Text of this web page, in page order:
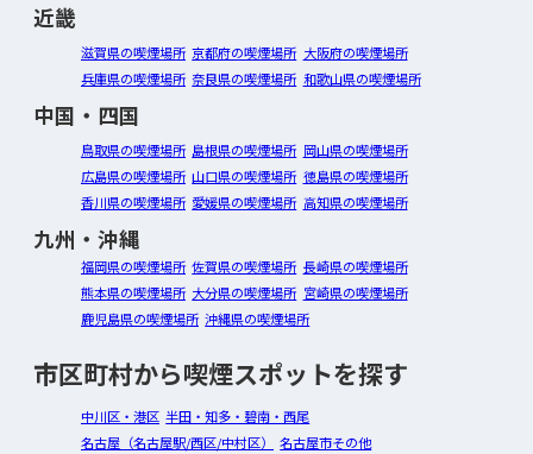
近畿
滋賀県の喫煙場所 京都府の喫煙場所 大阪府の喫煙場所
兵庫県の喫煙場所 奈良県の喫煙場所 和歌山県の喫煙場所
中国・四国
鳥取県の喫煙場所 島根県の喫煙場所 岡山県の喫煙場所
広島県の喫煙場所 山口県の喫煙場所 徳島県の喫煙場所
香川県の喫煙場所 愛媛県の喫煙場所 高知県の喫煙場所
九州・沖縄
福岡県の喫煙場所 佐賀県の喫煙場所 長崎県の喫煙場所
熊本県の喫煙場所 大分県の喫煙場所 宮崎県の喫煙場所
鹿児島県の喫煙場所 沖縄県の喫煙場所
市区町村から喫煙スポットを探す
中川区・港区 半田・知多・碧南・西尾
名古屋（名古屋駅/西区/中村区）
名古屋市その他